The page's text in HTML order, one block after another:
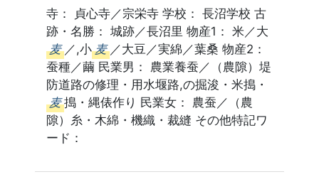
寺： 貞心寺／宗栄寺 学校： 長沼学校 古
跡・名勝： 城跡／長沼里 物産1： 米／大
麦 ／,小 麦 ／大豆／実綿／葉桑 物産2：
蚕種／繭 民業男： 農業養蚕／（農隙）堤
防道路の修理・用水堰路,の掘浚・米搗・
麦 搗・縄俵作り 民業女： 農蚕／（農
隙）糸・木綿・機織・裁縫 その他特記ワ
ード：